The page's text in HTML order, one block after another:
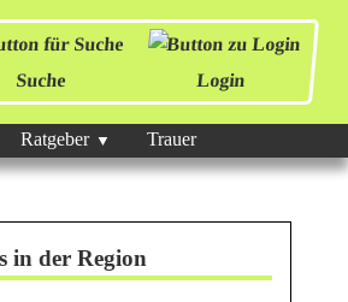
Suche Login
Ratgeber Trauer
in der Region